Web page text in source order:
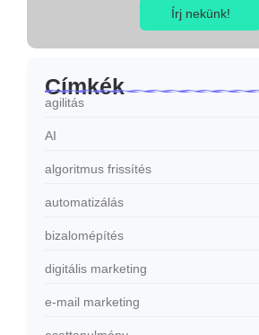
Írj nekünk!
Címkék
agilitás
AI
algoritmus frissítés
automatizálás
bizalomépítés
digitális marketing
e-mail marketing